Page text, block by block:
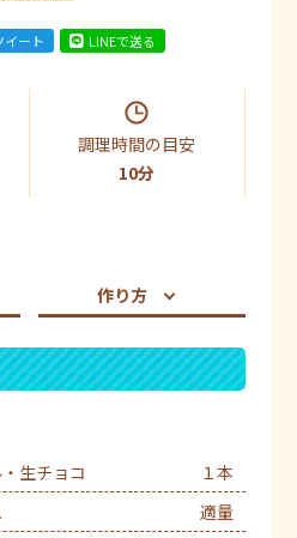
イート LINEで送る
調理時間の目安
10分
作り方
生チョコ
１本
適量